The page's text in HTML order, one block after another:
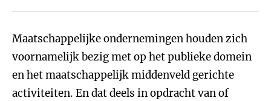
Maatschappelijke ondernemingen houden zich
voornamelijk bezig met op het publieke domein
en het maatschappelijk middenveld gerichte
activiteiten. En dat deels in opdracht van of